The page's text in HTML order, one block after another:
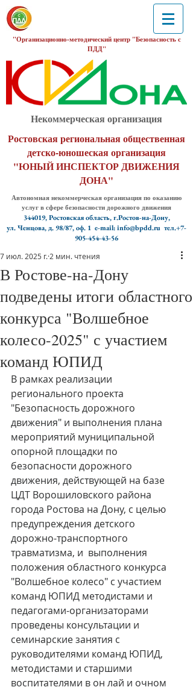
"Организационно-методический центр "Безопасность с
ПДД"
Некоммерческая организация
Ростовская региональная общественная
детско-юношеская организация
"ЮНЫЙ ИНСПЕКТОР ДВИЖЕНИЯ
ДОНА"
Автономная некоммерческая организация по оказанию
услуг в сфере безопасности дорожного движения
344019, Ростовская область, г.Ростов-на-Дону,
ул. Ченцова, д. 98/87, оф. 1 e-mail: info@bpdd.ru тел.+7-
905-454-43-56
В Ростове-на-Дону
подведены итоги областного
конкурса "Волшебное
колесо-2025" с участием
команд ЮПИД
7 июл. 2025 г. 2 мин. чтения
В рамках реализации
регионального проекта
"Безопасность дорожного
движения" и выполнения плана
мероприятий муниципальной
опорной площадки по
безопасности дорожного
движения, действующей на базе
ЦДТ Ворошиловского района
города Ростова на Дону, с целью
предупреждения детского
дорожно-транспортного
травматизма, и  выполнения
положения областного конкурса
"Волшебное колесо" с участием
команд ЮПИД методистами и
педагогами-организаторами
проведены консультации и
семинарские занятия с
руководителями команд ЮПИД,
методистами и старшими
воспитателями в он лай и очном